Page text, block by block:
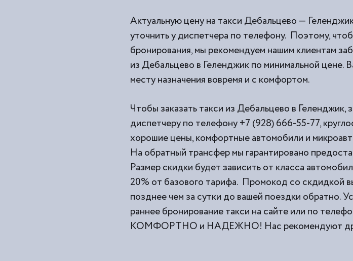
Актуальную цену на такси Дебальцево —
уточнить у диспетчера по телефону. Поэтому,
бронирования, мы рекомендуем нашим клиентам
из Дебальцево в Геленджик по минимальной цене.
месту назначения вовремя и с комфортом.
Чтобы заказать такси из Дебальцево в Геленджик,
диспетчеру по телефону +7 (928) 666-55-77,
хорошие цены, комфортные автомобили и
На обратный трансфер мы гарантировано
Размер скидки будет зависить от класса
20% от базового тарифа. Промокод со скдидкой
позднее чем за сутки до вашей поездки обратно.
раннее бронирование такси на сайте или по
КОМФОРТНО и НАДЕЖНО! Нас рекомендуют